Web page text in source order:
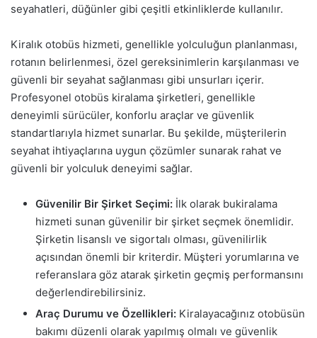
seyahatleri, düğünler gibi çeşitli etkinliklerde kullanılır.
Kiralık otobüs hizmeti, genellikle yolculuğun planlanması,
rotanın belirlenmesi, özel gereksinimlerin karşılanması ve
güvenli bir seyahat sağlanması gibi unsurları içerir.
Profesyonel otobüs kiralama şirketleri, genellikle
deneyimli sürücüler, konforlu araçlar ve güvenlik
standartlarıyla hizmet sunarlar. Bu şekilde, müşterilerin
seyahat ihtiyaçlarına uygun çözümler sunarak rahat ve
güvenli bir yolculuk deneyimi sağlar.
Güvenilir Bir Şirket Seçimi: İlk olarak bukiralama
hizmeti sunan güvenilir bir şirket seçmek önemlidir.
Şirketin lisanslı ve sigortalı olması, güvenilirlik
açısından önemli bir kriterdir. Müşteri yorumlarına ve
referanslara göz atarak şirketin geçmiş performansını
değerlendirebilirsiniz.
Araç Durumu ve Özellikleri: Kiralayacağınız otobüsün
bakımı düzenli olarak yapılmış olmalı ve güvenlik